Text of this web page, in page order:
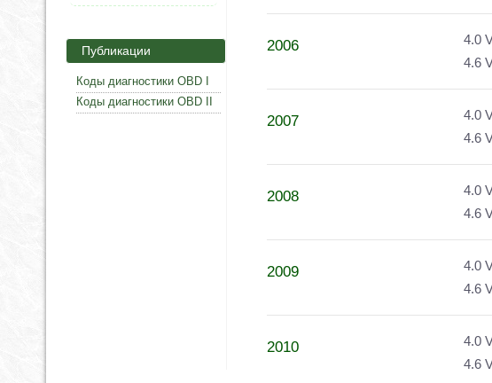
Публикации
Коды диагностики OBD I
Коды диагностики OBD II
2006
4.0
4.6
2007
4.0
4.6
2008
4.0
4.6
2009
4.0
4.6
2010
4.0
4.6